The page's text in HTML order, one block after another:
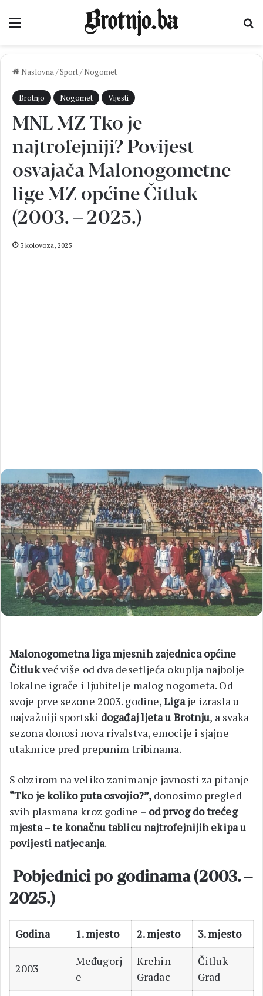
Izbornik
Naslovna/Sport/ Nogomet
Brotnjo Nogomet Vijesti
MNL MZ Tko je
najtrofejniji? Povijest
osvajača Malonogometne
lige MZ općine Čitluk
(2003. – 2025.)
3 kolovoza, 2025
Malonogometna liga mjesnih zajednica općine
Čitlukveć više od dva desetljeća okuplja najbolje
lokalne igrače i ljubitelje malog nogometa. Od
svoje prve sezone 2003. godine,Ligaje izrasla u
najvažniji sportski događaj ljeta u Brotnju, a svaka
sezona donosi nova rivalstva, emocije i sjajne
utakmice pred prepunim tribinama.
S obzirom na veliko zanimanje javnosti za pitanje
“Tko je koliko puta osvojio?”, donosimo pregled
svih plasmana kroz godine – od prvog do trećeg
mjesta – te konačnu tablicu najtrofejnijih ekipa u
povijesti natjecanja.
Pobjednici po godinama (2003. –
2025.)
Godina 1. mjesto 2. mjesto 3. mjesto
2003
Međugorj
e
Krehin
Gradac
Čitluk
Grad